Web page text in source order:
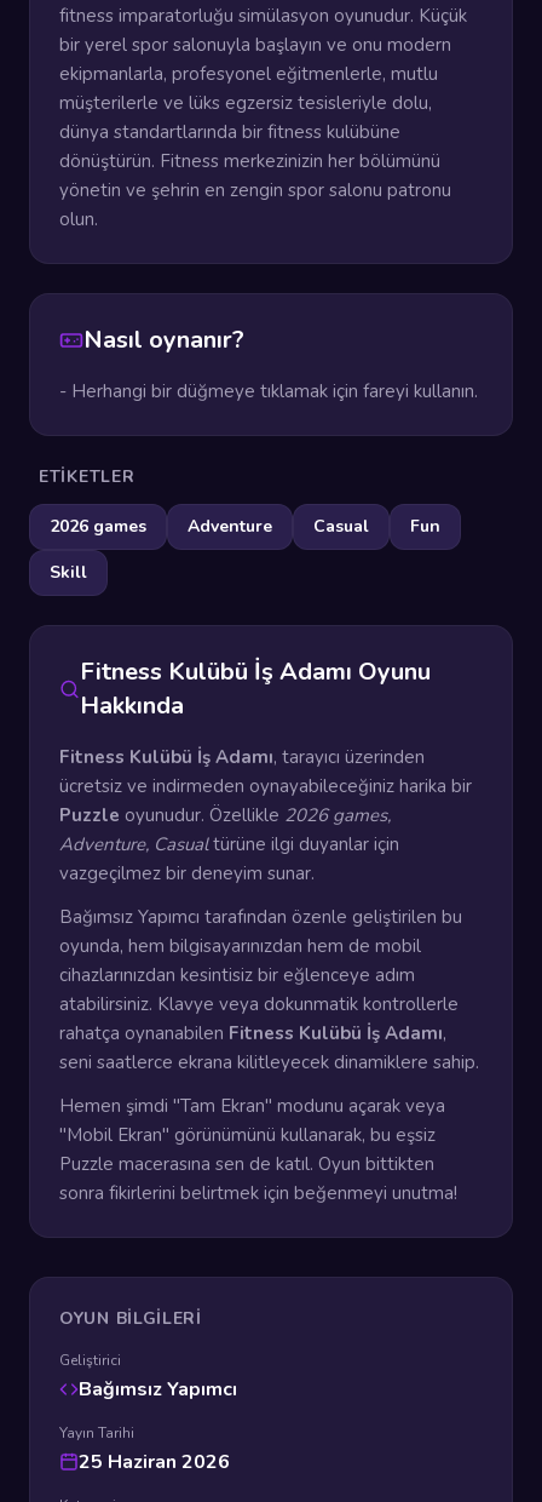
fitness imparatorluğu simülasyon oyunudur. Küçük
bir yerel spor salonuyla başlayın ve onu modern
ekipmanlarla, profesyonel eğitmenlerle, mutlu
müşterilerle ve lüks egzersiz tesisleriyle dolu,
dünya standartlarında bir fitness kulübüne
dönüştürün. Fitness merkezinizin her bölümünü
yönetin ve şehrin en zengin spor salonu patronu
olun.
Nasıl oynanır?
- Herhangi bir düğmeye tıklamak için fareyi kullanın.
ETIKETLER
2026 games Adventure Casual
Fun
Skill
Fitness Kulübü İş Adamı Oyunu
Hakkında
Fitness Kulübü İş Adamı, tarayıcı üzerinden
ücretsiz ve indirmeden oynayabileceğiniz harika bir
Puzzle oyunudur. Özellikle 2026 games,
Adventure, Casualtürüne ilgi duyanlar için
vazgeçilmez bir deneyim sunar.
Bağımsız Yapımcı tarafından özenle geliştirilen bu
oyunda, hem bilgisayarınızdan hem de mobil
cihazlarınızdan kesintisiz bir eğlenceye adım
atabilirsiniz. Klavye veya dokunmatik kontrollerle
rahatça oynanabilen Fitness Kulübü İş Adamı,
seni saatlerce ekrana kilitleyecek dinamiklere sahip.
Hemen şimdi "Tam Ekran" modunu açarak veya
"Mobil Ekran" görünümünü kullanarak, bu eşsiz
Puzzle macerasına sen de katıl. Oyun bittikten
sonra fikirlerini belirtmek için beğenmeyi unutma!
OYUN BILGILERI
Geliştirici
Bağımsız Yapımcı
Yayın Tarihi
25 Haziran 2026